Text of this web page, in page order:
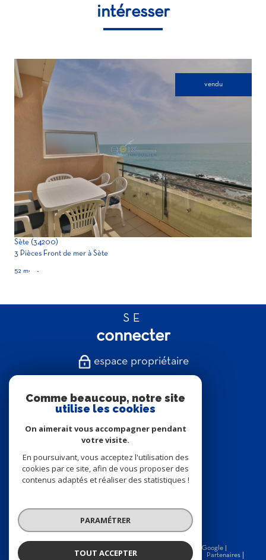
intéresser
vendu
voir le bien
Sète (34200)
3 Pièces Front de mer à Sète
52 m² -
SE
connecter
espace propriétaire
suivre
NOUS
adhérons
© 2026 | Tous droits réservés | Traduction powered by Google |
Plan du site Mentions légales Admin
Partenaires
Comme beaucoup, notre site
utilise les cookies
On aimerait vous accompagner pendant
votre visite.
En poursuivant, vous acceptez l'utilisation des
cookies par ce site, afin de vous proposer des
contenus adaptés et réaliser des statistiques !
PARAMÉTRER
TOUT ACCEPTER